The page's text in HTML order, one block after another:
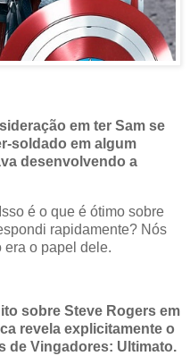
em ter Sam se
soldado em algum
desenvolvendo a
é o que é ótimo sobre
rapidamente? Nós
era o papel dele.
sobre Steve Rogers em
revela explicitamente o
de Vingadores: Ultimato.